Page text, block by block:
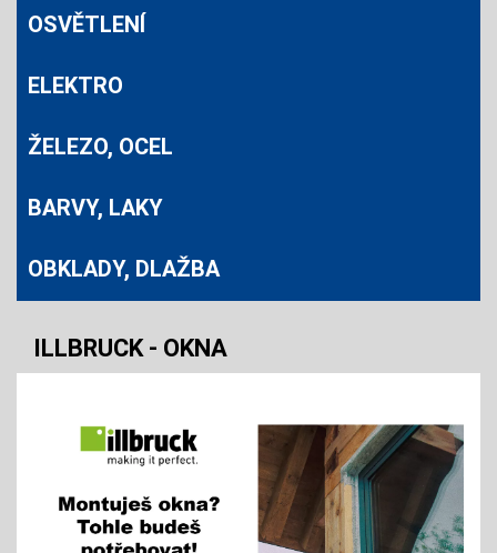
OSVĚTLENÍ
ELEKTRO
ŽELEZO, OCEL
BARVY, LAKY
OBKLADY, DLAŽBA
ILLBRUCK - OKNA